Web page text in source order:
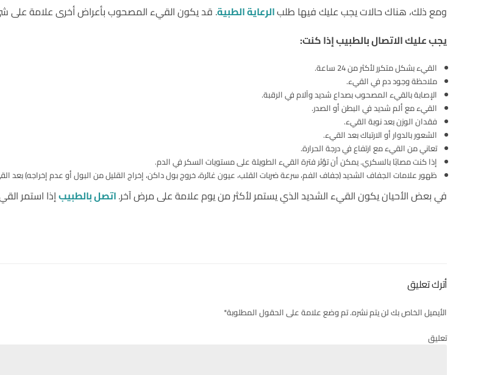
ومع ذلك، هناك حالات يجب عليك فيها طلبالرعاية الطبية. قد يكون القيء المصحوب بأعراض أخرى علامة على
يجب عليك الاتصال بالطبيب إذا كنت:
القيء بشكل متكرر لأكثر من 24 ساعة.
ملاحظة وجود دم في القيء.
الإصابة بالقيء المصحوب بصداع شديد وآلام في الرقبة.
القيء مع ألم شديد في البطن أو الصدر.
فقدان الوزن بعد نوبة القيء.
الشعور بالدوار أو الارتباك بعد القيء.
تعاني من القيء مع ارتفاع في درجة الحرارة.
إذا كنت مصابًا بالسكري. يمكن أن تؤثر فترة القيء الطويلة على مستويات السكر في الدم.
ظهور علامات الجفاف الشديد (جفاف الفم، سرعة ضربات القلب، عيون غائرة، خروج بول داكن، إخراج القليل من البول أو عدم إخراجه) بعد
في بعض الأحيان يكون القيء الشديد الذي يستمر لأكثر من يوم علامة على مرض آخر.اتصل بالطبيبإذا استمر
أترك تعليق
الأيميل الخاص بك لن يتم نشره. تم وضع علامة على الحقول المطلوبة*
تعليق